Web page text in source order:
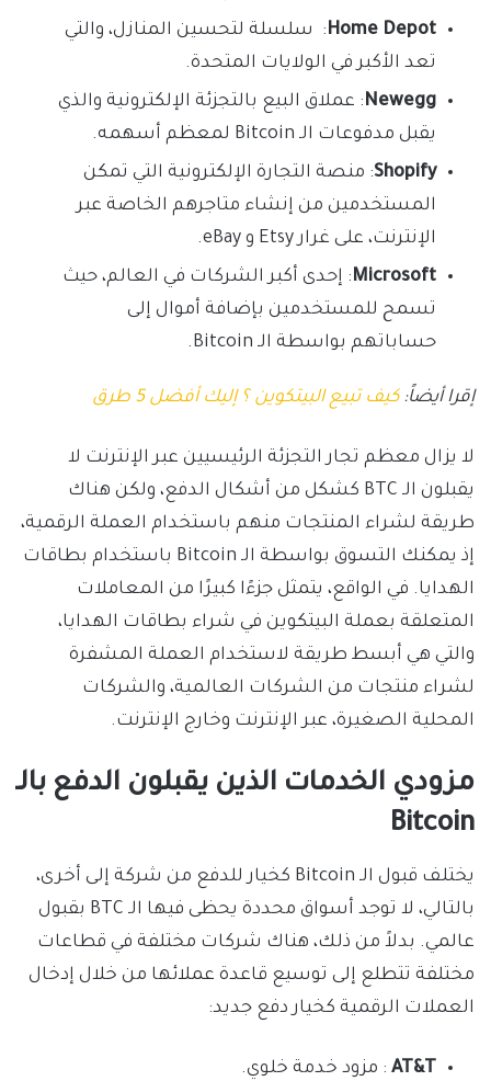
Home Depot: سلسلة لتحسين المنازل، والتي
تعد الأكبر في الولايات المتحدة.
Newegg: عملاق البيع بالتجزئة الإلكترونية والذي
يقبل مدفوعات الـ Bitcoin لمعظم أسهمه.
Shopify: منصة التجارة الإلكترونية التي تمكن
المستخدمين من إنشاء متاجرهم الخاصة عبر
الإنترنت، على غرار Etsy و eBay.
Microsoft: إحدى أكبر الشركات في العالم، حيث
تسمح للمستخدمين بإضافة أموال إلى
حساباتهم بواسطة الـ Bitcoin.
إقرا أيضاً:كيف تبيع البيتكوين ؟ إليك أفضل 5 طرق
لا يزال معظم تجار التجزئة الرئيسيين عبر الإنترنت لا
يقبلون الـ BTC كشكل من أشكال الدفع، ولكن هناك
طريقة لشراء المنتجات منهم باستخدام العملة الرقمية،
إذ يمكنك التسوق بواسطة الـ Bitcoin باستخدام بطاقات
الهدايا. في الواقع، يتمثل جزءًا كبيرًا من المعاملات
المتعلقة بعملة البيتكوين في شراء بطاقات الهدايا،
والتي هي أبسط طريقة لاستخدام العملة المشفرة
لشراء منتجات من الشركات العالمية، والشركات
المحلية الصغيرة، عبر الإنترنت وخارج الإنترنت.
مزودي الخدمات الذين يقبلون الدفع بالـ
Bitcoin
يختلف قبول الـ Bitcoin كخيار للدفع من شركة إلى أخرى،
بالتالي، لا توجد أسواق محددة يحظى فيها الـ BTC بقبول
عالمي. بدلاً من ذلك، هناك شركات مختلفة في قطاعات
مختلفة تتطلع إلى توسيع قاعدة عملائها من خلال إدخال
العملات الرقمية كخيار دفع جديد:
AT&T : مزود خدمة خلوي.